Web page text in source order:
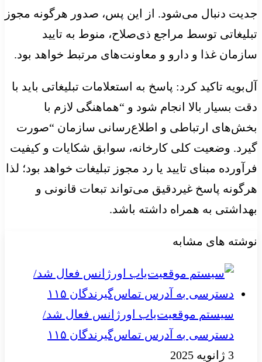
جدیت دنبال می‌شود. از این پس، صدور هرگونه مجوز
تبلیغاتی توسط مراجع ذی‌صلاح، منوط به تایید
سازمان غذا و دارو و معاونت‌های مرتبط خواهد بود.
آل‌بویه تاکید کرد: پاسخ به استعلامات تبلیغاتی باید با
دقت بسیار بالا انجام شود و “هماهنگی لازم با
بخش‌های ارتباطی و اطلاع‌رسانی سازمان “صورت
گیرد. وضعیت کلی کارخانه، سوابق شکایات و کیفیت
فرآورده مبنای تایید یا رد مجوز تبلیغات خواهد بود؛ لذا
هرگونه پاسخ غیردقیق می‌تواند تبعات قانونی و
بهداشتی به همراه داشته باشد.
نوشته های مشابه
سیستم موقعیت‌یاب اورژانس فعال شد/
دسترسی به آدرس تماس‌گیرندگان ۱۱۵
3 ژانویه 2025